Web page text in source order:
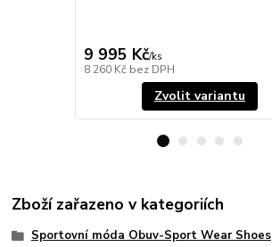
9 995 Kč/ks
8 260 Kč bez DPH
Zvolit variantu
Zboží zařazeno v kategoriích
Sportovní móda Obuv-Sport Wear Shoes